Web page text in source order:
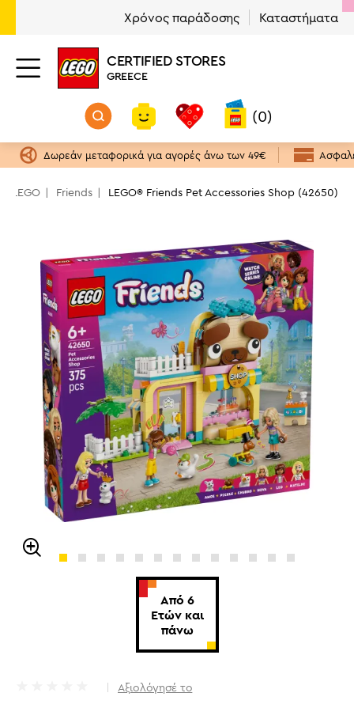
Χρόνος παράδοσης Καταστήματα
CERTIFIED STORES
GREECE
(0)
Δωρεάν μεταφορικά για αγορές άνω των 49€
LEGO Friends LEGO® Friends Pet Accessories Shop (42650)
Από 6
Ετών και
πάνω
Αξιολόγησέ το